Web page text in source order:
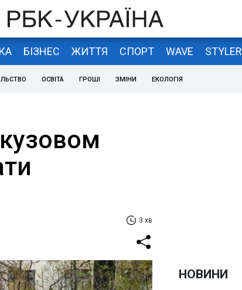
БІЗНЕС ЖИТТЯ СПОРТ WAVE STYLER
ОСВІТА ГРОШІ ЗМІНИ ЕКОЛОГІЯ
3 хв
НОВИНИ